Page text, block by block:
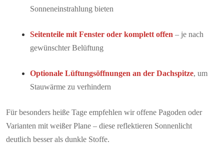
Sonneneinstrahlung bieten
Seitenteile mit Fenster oder komplett offen – je nach
gewünschter Belüftung
Optionale Lüftungsöffnungen an der Dachspitze, um
Stauwärme zu verhindern
Für besonders heiße Tage empfehlen wir offene Pagoden oder
Varianten mit weißer Plane – diese reflektieren Sonnenlicht
deutlich besser als dunkle Stoffe.